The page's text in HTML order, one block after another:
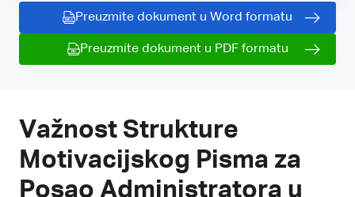
Preuzmite dokument u Word formatu
Preuzmite dokument u PDF formatu
Važnost Strukture
Motivacijskog Pisma za
Posao Administratora u